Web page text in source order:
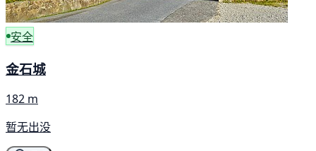
安全
金石城
182 m
暂无出没